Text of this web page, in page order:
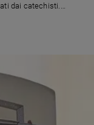
dai catechisti.
del disarmo,